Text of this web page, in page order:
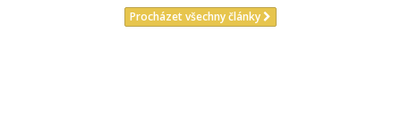
Procházet všechny články